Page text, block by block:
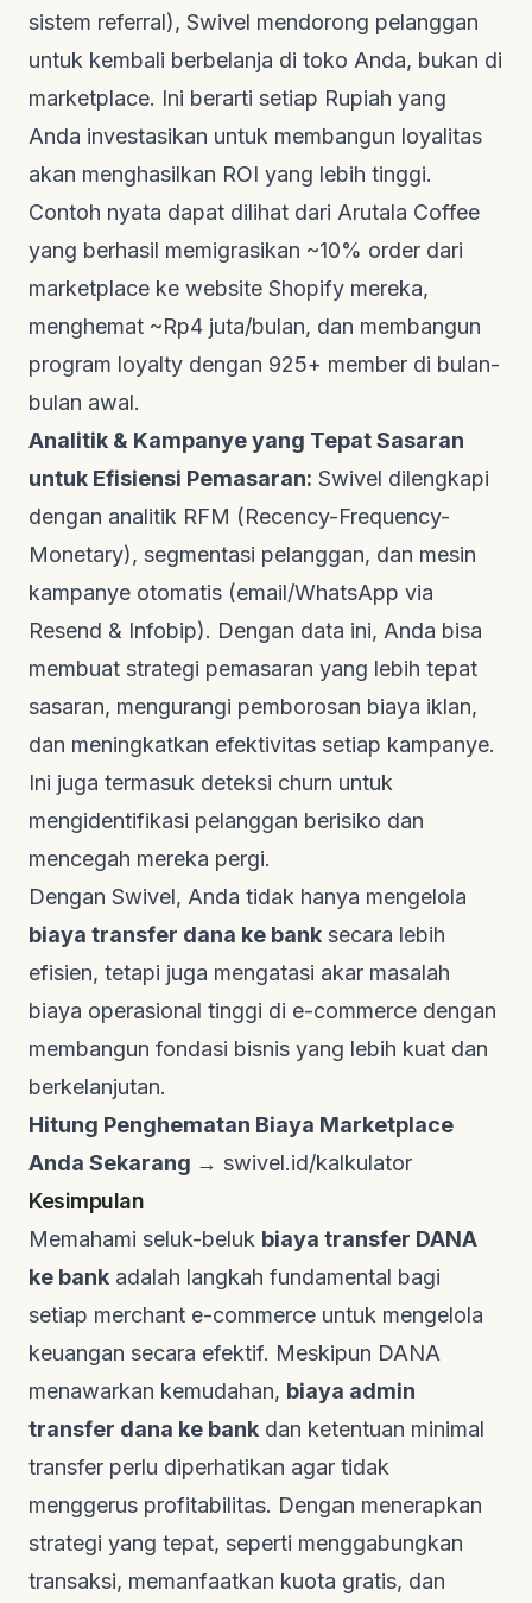
sistem referral), Swivel mendorong pelanggan
untuk kembali berbelanja di toko Anda, bukan di
marketplace. Ini berarti setiap Rupiah yang
Anda investasikan untuk membangun loyalitas
akan menghasilkan ROI yang lebih tinggi.
Contoh nyata dapat dilihat dari Arutala Coffee
yang berhasil memigrasikan ~10% order dari
marketplace ke website Shopify mereka,
menghemat ~Rp4 juta/bulan, dan membangun
program loyalty dengan 925+ member di bulan-
bulan awal.
Analitik & Kampanye yang Tepat Sasaran
untuk Efisiensi Pemasaran: Swivel dilengkapi
dengan analitik RFM (Recency-Frequency-
Monetary), segmentasi pelanggan, dan mesin
kampanye otomatis (email/WhatsApp via
Resend & Infobip). Dengan data ini, Anda bisa
membuat strategi pemasaran yang lebih tepat
sasaran, mengurangi pemborosan biaya iklan,
dan meningkatkan efektivitas setiap kampanye.
Ini juga termasuk deteksi churn untuk
mengidentifikasi pelanggan berisiko dan
mencegah mereka pergi.
Dengan Swivel, Anda tidak hanya mengelola
biaya transfer dana ke bank secara lebih
efisien, tetapi juga mengatasi akar masalah
biaya operasional tinggi di e-commerce dengan
membangun fondasi bisnis yang lebih kuat dan
berkelanjutan.
Hitung Penghematan Biaya Marketplace
Anda Sekarang → swivel.id/kalkulator
Kesimpulan
Memahami seluk-beluk biaya transfer DANA
ke bank adalah langkah fundamental bagi
setiap merchant e-commerce untuk mengelola
keuangan secara efektif. Meskipun DANA
menawarkan kemudahan, biaya admin
transfer dana ke bank dan ketentuan minimal
transfer perlu diperhatikan agar tidak
menggerus profitabilitas. Dengan menerapkan
strategi yang tepat, seperti menggabungkan
transaksi, memanfaatkan kuota gratis, dan